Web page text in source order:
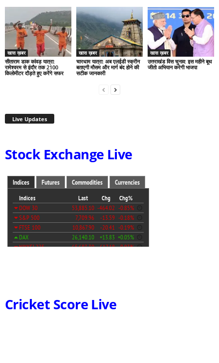
खास ख़बर
सीताराम डाक कांवड़ यात्रा:
रामेश्वरम से इंदौर तक 2100
किलोमीटर दौड़ते हुए करेंगे सफर
खास ख़बर
चारधाम यात्रा: अब एलईडी स्क्रीन
बताएगी मौसम और मार्ग बंद होने की
सटीक जानकारी
खास ख़बर
उत्तराखंड विस चुनाव: इस महीने बूथ
जीतो अभियान करेगी भाजपा
Live Updates
Stock Exchange Live
Cricket Score Live